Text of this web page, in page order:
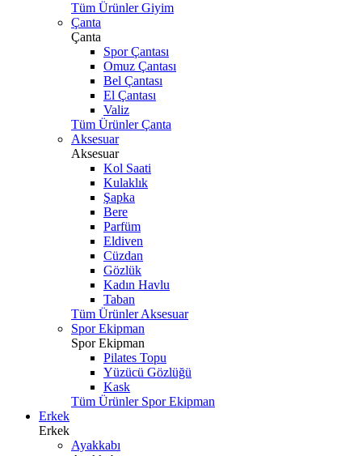
Tüm Ürünler Giyim
Çanta
Çanta
Spor Çantası
Omuz Çantası
Bel Çantası
El Çantası
Valiz
Tüm Ürünler Çanta
Aksesuar
Aksesuar
Kol Saati
Kulaklık
Şapka
Bere
Parfüm
Eldiven
Cüzdan
Gözlük
Kadın Havlu
Taban
Tüm Ürünler Aksesuar
Spor Ekipman
Spor Ekipman
Pilates Topu
Yüzücü Gözlüğü
Kask
Tüm Ürünler Spor Ekipman
Erkek
Erkek
Ayakkabı